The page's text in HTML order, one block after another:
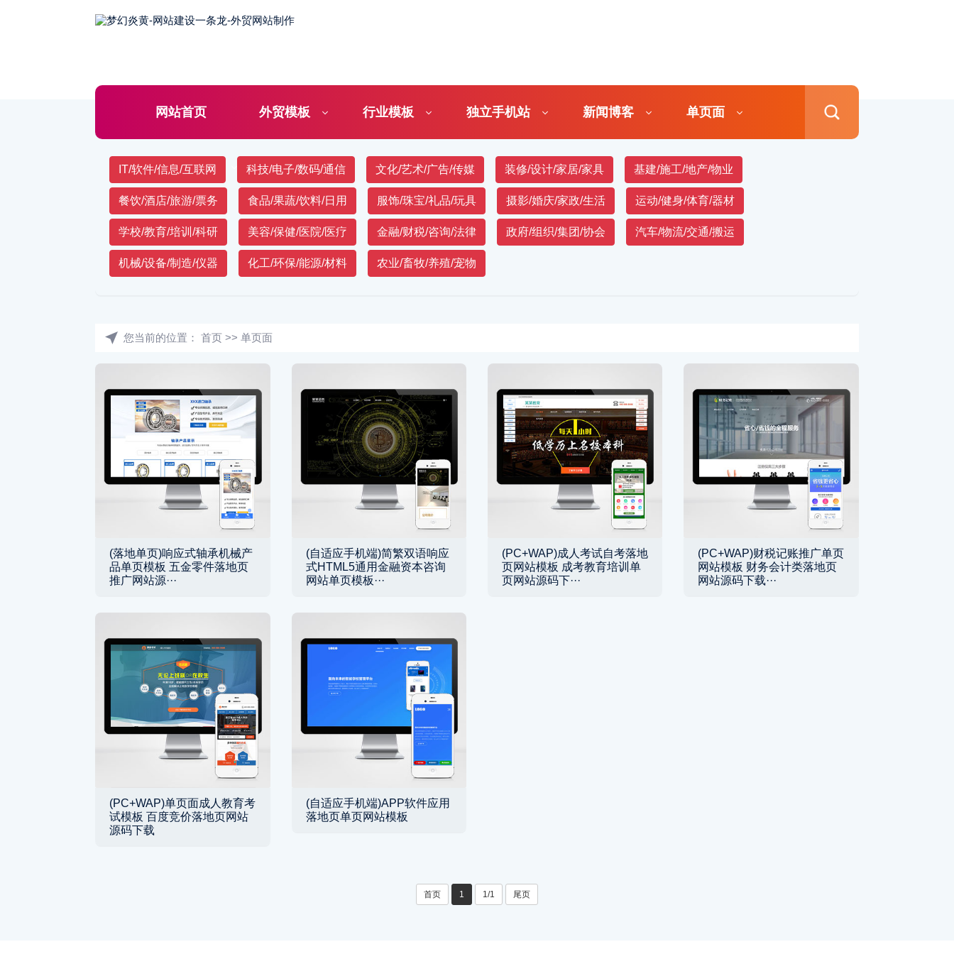
网站首页 外贸模板 行业模板 独立手机站 新闻博客 单页面
营销型模板 其他模板
IT/软件/信息/互联网 科技/电子/数码/通信 文化/艺术/广告/传媒 装修/设计/家居/家具 基建/施工/地产/物业
餐饮/酒店/旅游/票务 食品/果蔬/饮料/日用 服饰/珠宝/礼品/玩具 摄影/婚庆/家政/生活 运动/健身/体育/器材
学校/教育/培训/科研 美容/保健/医院/医疗 金融/财税/咨询/法律 政府/组织/集团/协会 汽车/物流/交通/搬运
机械/设备/制造/仪器 化工/环保/能源/材料 农业/畜牧/养殖/宠物
您当前的位置：首页 >>单页面
(落地单页)响应式轴承机械产
品单页模板 五金零件落地页
推广网站源···
(自适应手机端)简繁双语响应
式HTML5通用金融资本咨询
网站单页模板···
(PC+WAP)成人考试自考落地
页网站模板 成考教育培训单
页网站源码下···
(PC+WAP)财税记账推广单页
网站模板 财务会计类落地页
网站源码下载···
(PC+WAP)单页面成人教育考
试模板 百度竞价落地页网站
源码下载
(自适应手机端)APP软件应用
落地页单页网站模板
首页 1 1/1 尾页